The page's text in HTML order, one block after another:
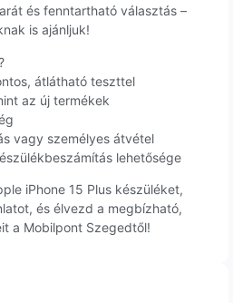
és fenntartható választás –
is ajánljuk!
átlátható teszttel
az új termékek
vagy személyes átvétel
lehetősége
iPhone 15 Plus készüléket,
és élvezd a megbízható,
a Mobilpont Szegedtől!